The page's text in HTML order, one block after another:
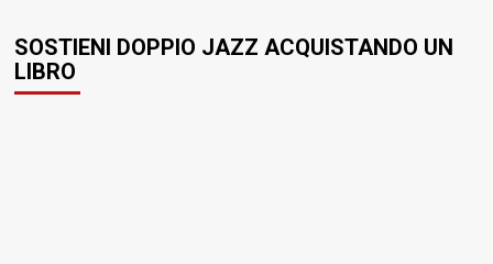
SOSTIENI DOPPIO JAZZ ACQUISTANDO UN
LIBRO